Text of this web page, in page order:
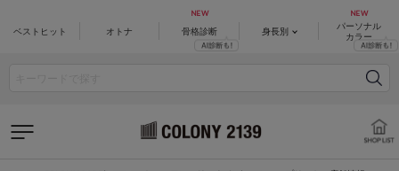
ベストヒット オトナ 骨格診断 身長別
パーソナル
カラー